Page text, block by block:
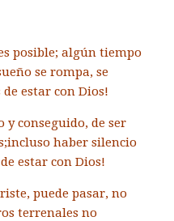
posible; algún tiempo
se rompa, se
de estar con Dios!
y conseguido, de ser
incluso haber silencio
estar con Dios!
puede pasar, no
terrenales no